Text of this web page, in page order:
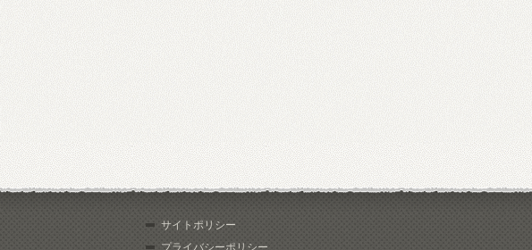
サイトポリシー
プライバシーポリシー